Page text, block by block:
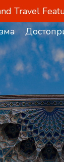
Travel